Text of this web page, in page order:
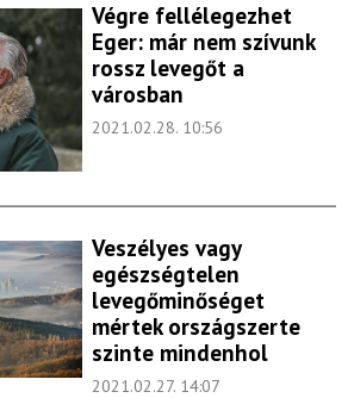
Végre fellélegezhet
Eger: már nem szívunk
rossz levegőt a
városban
2021.02.28. 10:56
Veszélyes vagy
egészségtelen
levegőminőséget
mértek országszerte
szinte mindenhol
2021.02.27. 14:07